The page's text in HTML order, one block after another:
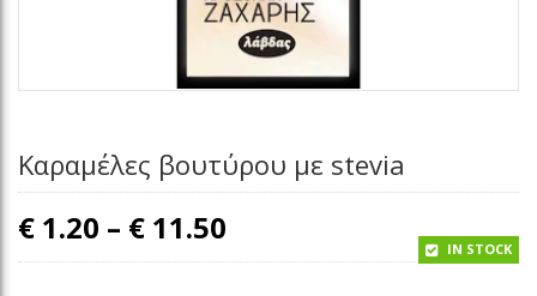
Καραμέλες βουτύρου με stevia
€ 1.20 – € 11.50 Price range: € 1.20
IN STOCK